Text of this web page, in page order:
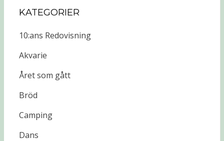
KATEGORIER
10:ans Redovisning
Akvarie
Året som gått
Bröd
Camping
Dans